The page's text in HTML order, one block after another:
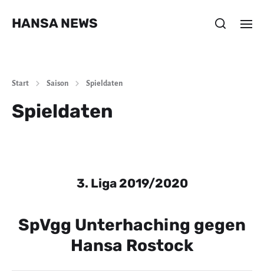
HANSA NEWS
Start Saison Spieldaten
Spieldaten
3. Liga 2019/2020
SpVgg Unterhaching gegen
Hansa Rostock